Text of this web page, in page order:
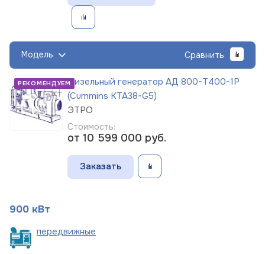
Модель Сравнить
РЕКОМЕНДУЕМДизельный генератор АД 800-Т400-1Р
(Cummins KTA38-G5)
ЭТРО
Стоимость:
от 10 599 000 руб.
Заказать
900 кВт
передвижные